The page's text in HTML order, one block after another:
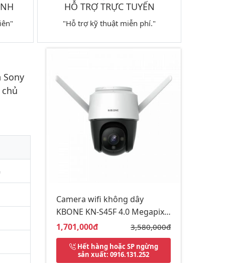
HỖ TRỢ TRỰC TUYẾN
"Hỗ trợ kỹ thuật miễn phí."
Sony
Camera wifi không dây
KBONE KN-S45F 4.0 Megapixel
(Mp) Fullcolor có màu ban
đêm
Giá bán:
1,701,000đ Giá gốc:
3,580,000đ
Hết hàng hoặc SP ngừng
sản xuất: 0916.131.252